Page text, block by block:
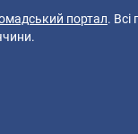
портал. Всі